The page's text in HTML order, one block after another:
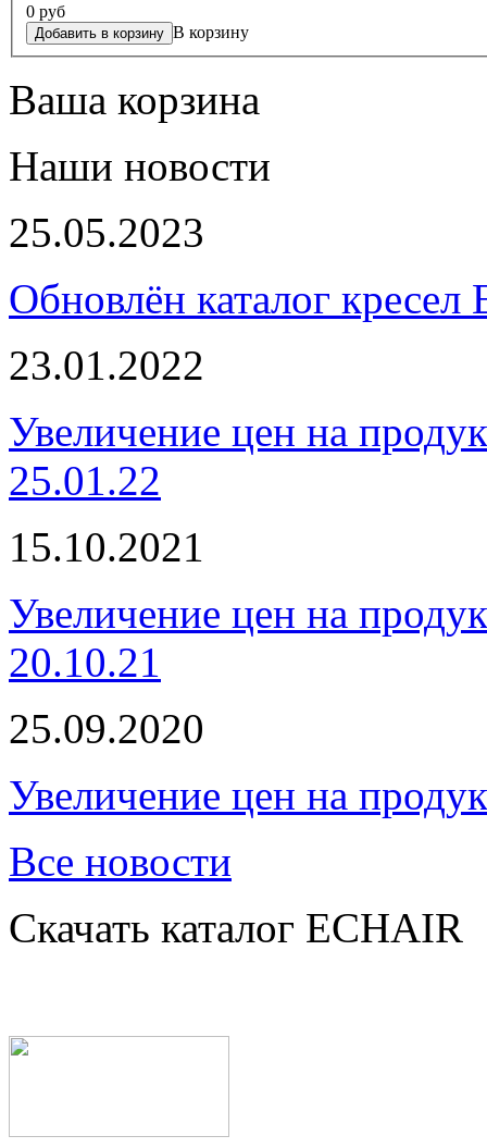
0 руб
В корзину
Ваша корзина
Наши новости
25.05.2023
Обновлён каталог кресел
23.01.2022
Увеличение цен на
25.01.22
15.10.2021
Увеличение цен на
20.10.21
25.09.2020
Увеличение цен на
Все новости
Скачать каталог ECHAIR